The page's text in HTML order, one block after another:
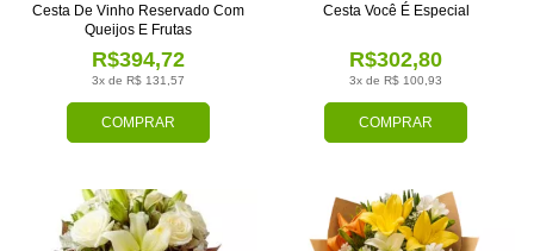
COMPRAR
3x de R$ 131,57
R$394,72
Cesta De Vinho Reservado Com
Queijos E Frutas
COMPRAR
3x de R$ 100,93
R$302,80
Cesta Você É Especial